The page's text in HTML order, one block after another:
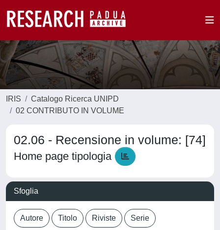
IRIS
Catalogo Ricerca UNIPD
02 CONTRIBUTO IN VOLUME
02.06 - Recensione in volume: [74]
Home page tipologia
Sfoglia